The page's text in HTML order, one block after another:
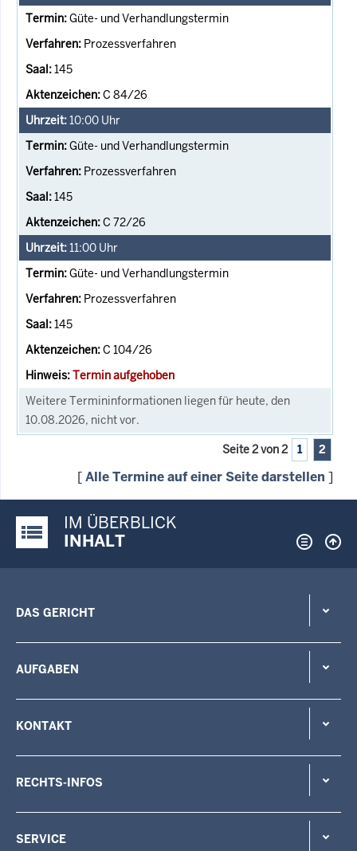
Güte- und Verhandlungstermin
Prozessverfahren
145
C 84/26
10:00 Uhr
Güte- und Verhandlungstermin
Prozessverfahren
145
C 72/26
11:00 Uhr
Güte- und Verhandlungstermin
Prozessverfahren
145
C 104/26
Termin aufgehoben
Weitere Termininformationen liegen für heute, den
10.08.2026, nicht vor.
Seite 2 von 2 1 2
[Alle Termine auf einer Seite darstellen ]
Justiz-Portal im Überblick:
IM ÜBERBLICK
INHALT
DAS GERICHT
AUFGABEN
KONTAKT
RECHTS-INFOS
SERVICE